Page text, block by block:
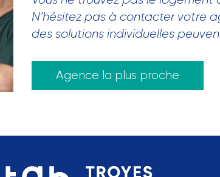
N’hésitez pas à contacter votre
des solutions individuelles
Agence la plus proche